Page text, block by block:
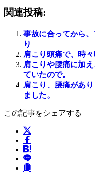
関連投稿:
事故に合ってから
り
肩こり頭痛で、時
肩こりや腰痛に加
ていたので。
肩こり、腰痛があ
ました。
この記事をシェアする